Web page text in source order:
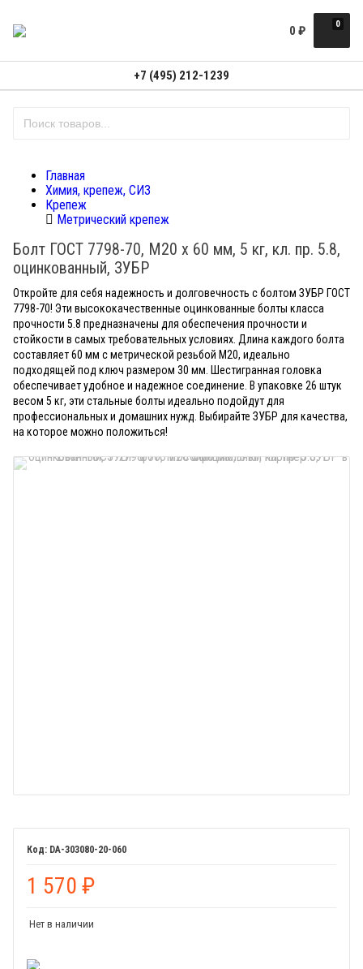
0
0 ₽
+7 (495) 212-1239
Главная
Химия, крепеж, СИЗ
Крепеж
Метрический крепеж
Болт ГОСТ 7798-70, M20 x 60 мм, 5 кг, кл. пр. 5.8,
оцинкованный, ЗУБР
Откройте для себя надежность и долговечность с болтом ЗУБР ГОСТ
7798-70! Эти высококачественные оцинкованные болты класса
прочности 5.8 предназначены для обеспечения прочности и
стойкости в самых требовательных условиях. Длина каждого болта
составляет 60 мм с метрической резьбой М20, идеально
подходящей под ключ размером 30 мм. Шестигранная головка
обеспечивает удобное и надежное соединение. В упаковке 26 штук
весом 5 кг, эти стальные болты идеально подойдут для
профессиональных и домашних нужд. Выбирайте ЗУБР для качества,
на которое можно положиться!
DA-303080-20-060
1 570 ₽
Нет в наличии